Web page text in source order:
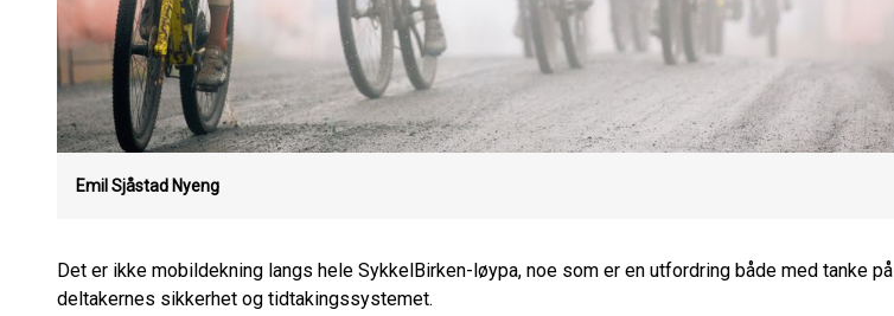
Emil Sjåstad Nyeng
Det er ikke mobildekning langs hele SykkelBirken-løypa, noe som er en utfordring både med tanke på
deltakernes sikkerhet og tidtakingssystemet.